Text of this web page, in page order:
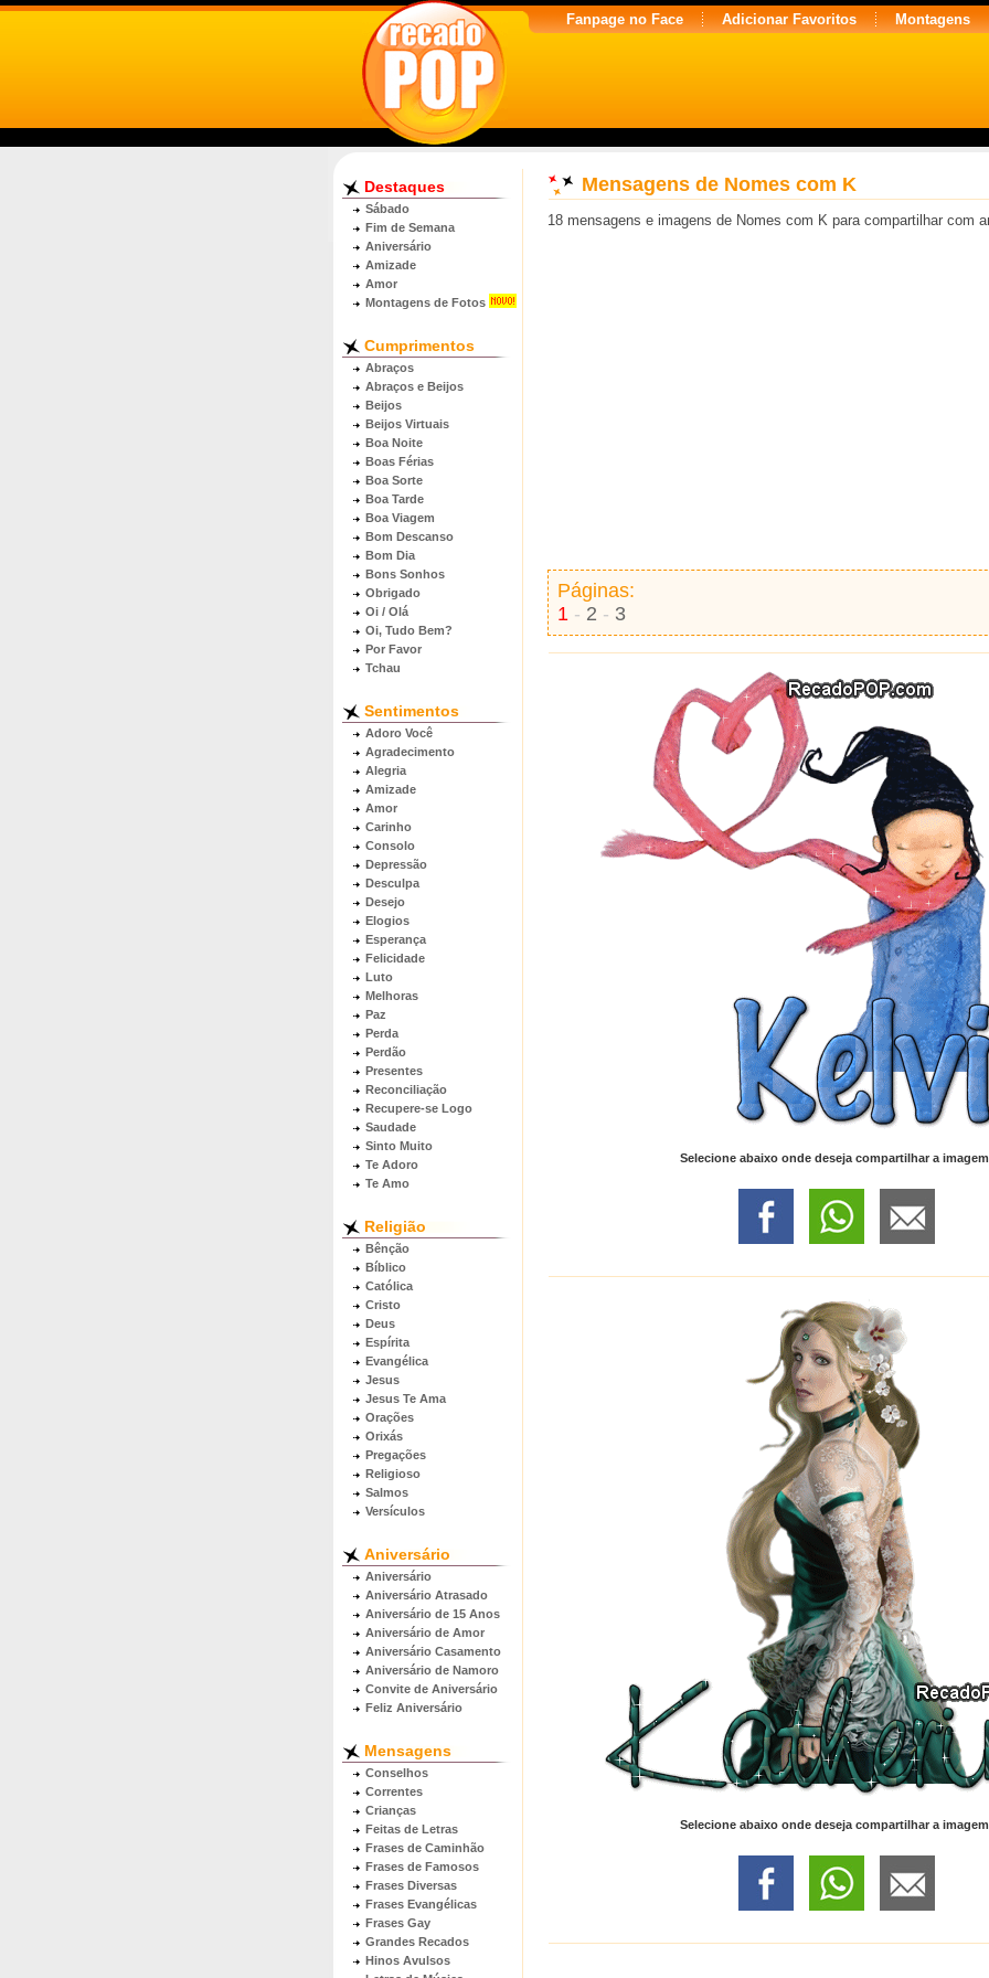
Fanpage no Face Adicionar Favoritos Montagens
Destaques
Sábado
Fim de Semana
Aniversário
Amizade
Amor
Montagens de Fotos
Cumprimentos
Abraços
Abraços e Beijos
Beijos
Beijos Virtuais
Boa Noite
Boas Férias
Boa Sorte
Boa Tarde
Boa Viagem
Bom Descanso
Bom Dia
Bons Sonhos
Obrigado
Oi / Olá
Oi, Tudo Bem?
Por Favor
Tchau
Sentimentos
Adoro Você
Agradecimento
Alegria
Amizade
Amor
Carinho
Consolo
Depressão
Desculpa
Desejo
Elogios
Esperança
Felicidade
Luto
Melhoras
Paz
Perda
Perdão
Presentes
Reconciliação
Recupere-se Logo
Saudade
Sinto Muito
Te Adoro
Te Amo
Religião
Bênção
Bíblico
Católica
Cristo
Deus
Espírita
Evangélica
Jesus
Jesus Te Ama
Orações
Orixás
Pregações
Religioso
Salmos
Versículos
Aniversário
Aniversário
Aniversário Atrasado
Aniversário de 15 Anos
Aniversário de Amor
Aniversário Casamento
Aniversário de Namoro
Convite de Aniversário
Feliz Aniversário
Mensagens
Conselhos
Correntes
Crianças
Feitas de Letras
Frases de Caminhão
Frases de Famosos
Frases Diversas
Frases Evangélicas
Frases Gay
Grandes Recados
Hinos Avulsos
Mensagens de Nomes com K
18 mensagens e imagens de Nomes com K para compartilhar com
Páginas:
1 - 2 - 3
Selecione abaixo onde deseja compartilhar a
Selecione abaixo onde deseja compartilhar a